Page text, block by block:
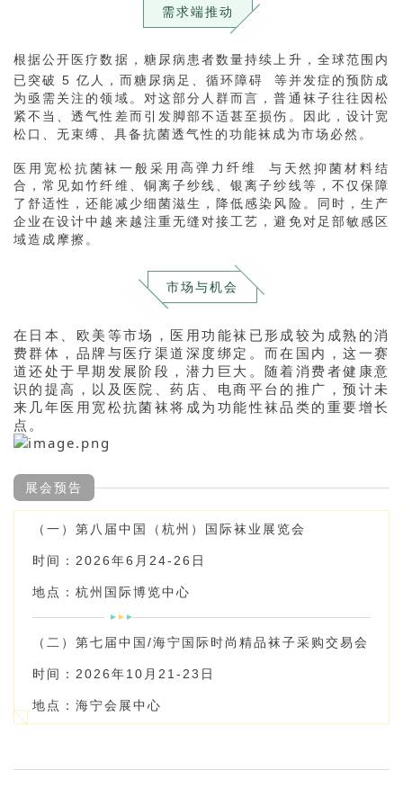
需求端推动
根据公开医疗数据，糖尿病患者数量持续上升，全球范围内
已突破 5 亿人，而糖尿病足、 循环障碍
等并发症的预防成
为亟需关注的领域。对这部分人群而言，普通袜子往往因松
紧不当、透气性差而引发脚部不适甚至损伤。因此，设计宽
松口、无束缚、具备抗菌透气性的功能袜成为市场必然。
医用宽松抗菌袜一般采用高弹力纤维
与天然抑菌材料结
合，常见如竹纤维、铜离子纱线、银离子纱线等，不仅保障
了舒适性，还能减少细菌滋生，降低感染风险。同时，生产
企业在设计中越来越注重无缝对接工艺，避免对足部敏感区
域造成摩擦。
市场与机会
在日本、欧美等市场，医用功能袜已形成较为成熟的消
费群体，品牌与医疗渠道深度绑定。而在国内，这一赛
道还处于早期发展阶段，潜力巨大。随着消费者健康意
识的提高，以及医院、药店、电商平台的推广，预计未
来几年医用宽松抗菌袜将成为功能性袜品类的重要增长
点。
展会预告
（一）第八届中国（杭州）国际袜业展览会
时间：2026年6月24-26日
地点：杭州国际博览中心
（二）第七届中国/海宁国际时尚精品袜子采购交易会
时间：2026年10月21-23日
地点：海宁会展中心